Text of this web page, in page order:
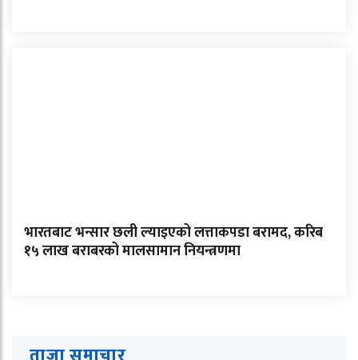
भारतबाट भन्सार छली ल्याइएको लत्ताकपडा बरामद, करिब
१५ लाख बराबरको मालसामान नियन्त्रणमा